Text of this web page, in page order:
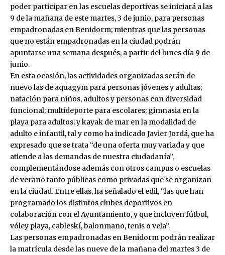
poder participar en las escuelas deportivas se iniciará a las
9 de la mañana de este martes, 3 de junio, para personas
empadronadas en Benidorm; mientras que las personas
que no están empadronadas en la ciudad podrán
apuntarse una semana después, a partir del lunes día 9 de
junio.
En esta ocasión, las actividades organizadas serán de
nuevo las de aquagym para personas jóvenes y adultas;
natación para niños, adultos y personas con diversidad
funcional; multideporte para escolares; gimnasia en la
playa para adultos; y kayak de mar en la modalidad de
adulto e infantil, tal y como ha indicado Javier Jordá, que ha
expresado que se trata “de una oferta muy variada y que
atiende a las demandas de nuestra ciudadanía”,
complementándose además con otros campus o escuelas
de verano tanto públicas como privadas que se organizan
en la ciudad. Entre ellas, ha señalado el edil, “las que han
programado los distintos clubes deportivos en
colaboración con el Ayuntamiento, y que incluyen fútbol,
vóley playa, cableskí, balonmano, tenis o vela”.
Las personas empadronadas en Benidorm podrán realizar
la matrícula desde las nueve de la mañana del martes 3 de